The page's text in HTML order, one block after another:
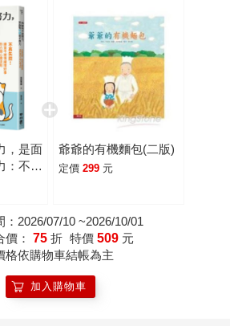
，是面
：不再
緒壞
爺爺的有機麵包(二版)
定價 299 元
：2026/07/10 ~2026/10/01
價： 75 折 特價 509 元
依購物車結帳為主
加入購物車